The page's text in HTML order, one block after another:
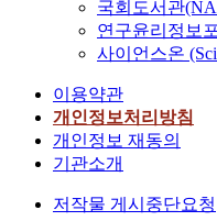
국회도서관
연구윤리정보
사이언스온
이용약관
개인정보처리방침
개인정보 재동의
기관소개
저작물 게시중단요청